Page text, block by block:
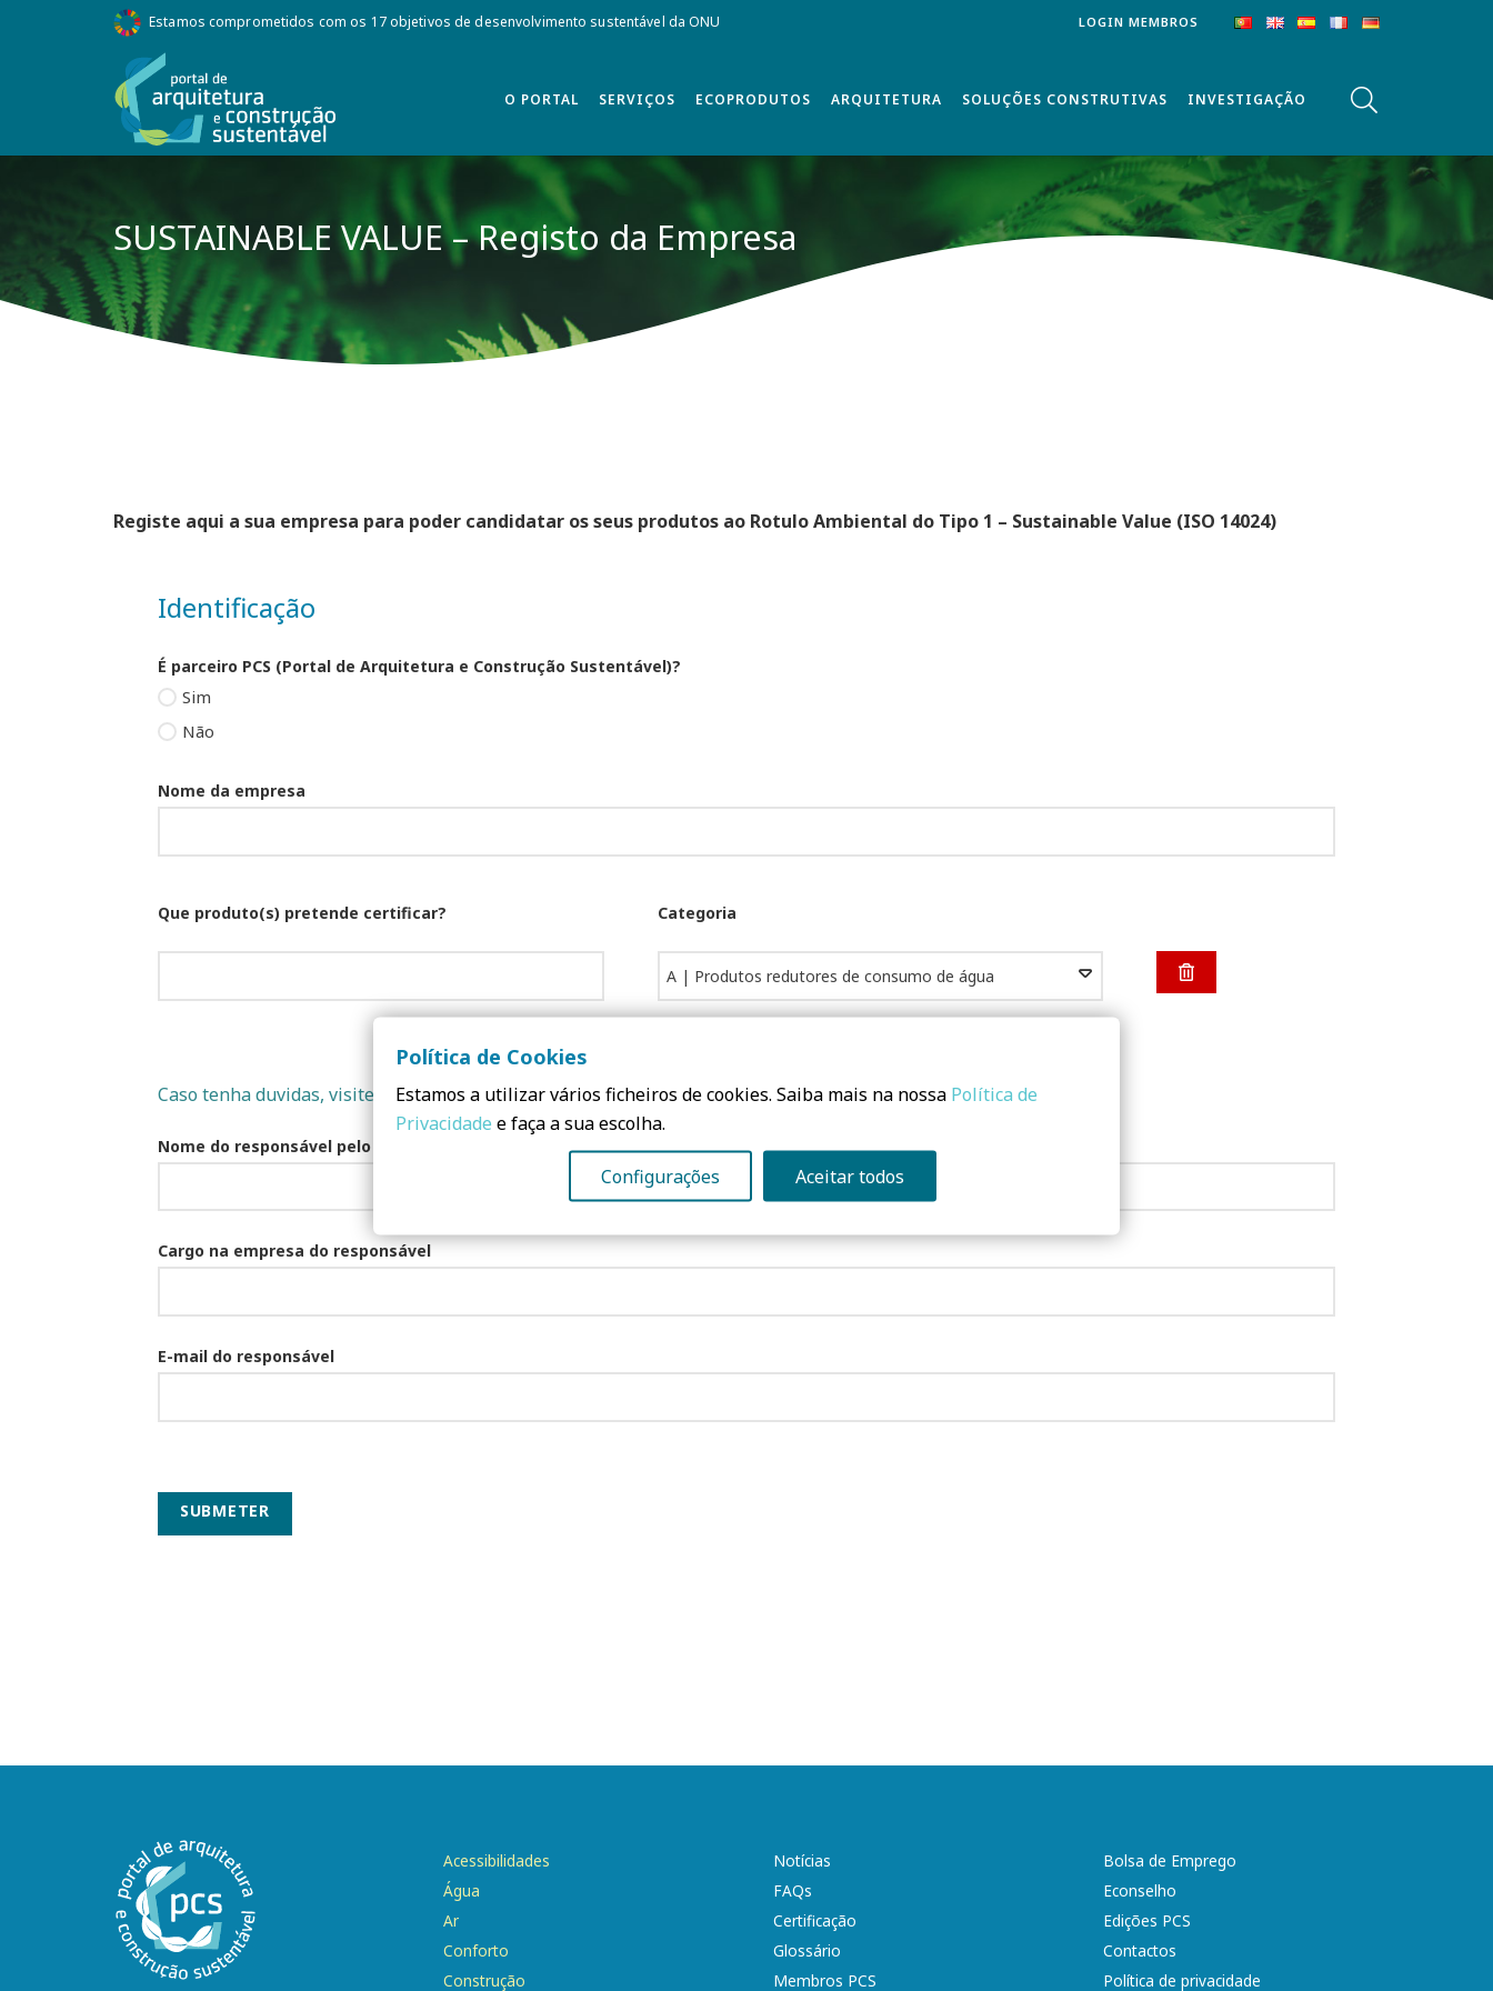
Estamos comprometidos com os 17 objetivos de desenvolvimento sustentável da ONU LOGIN MEMBROS
O PORTAL SERVIÇOS ECOPRODUTOS ARQUITETURA SOLUÇÕES CONSTRUTIVAS INVESTIGAÇÃO
SUSTAINABLE VALUE – Registo da Empresa
Registe aqui a sua empresa para poder candidatar os seus produtos ao Rotulo Ambiental do Tipo 1 – Sustainable Value (ISO 14024)
Identificação
É parceiro PCS (Portal de Arquitetura e Construção Sustentável)?
Sim
Não
Nome da empresa
Que produto(s) pretende certificar? Categoria
Caso tenha duvidas, visite a nossa pagina em:Requisitos para obtencao do sv is
Nome do responsável pelo preenchimento
Cargo na empresa do responsável
E-mail do responsável
SUBMETER
Acessibilidades
Água
Ar
Conforto
Construção
Notícias
FAQs
Certificação
Glossário
Membros PCS
Bolsa de Emprego
Econselho
Edições PCS
Contactos
Política de privacidade
Política de Cookies
Estamos a utilizar vários ficheiros de cookies. Saiba mais na nossa Política de
Privacidade e faça a sua escolha.
Configurações Aceitar todos